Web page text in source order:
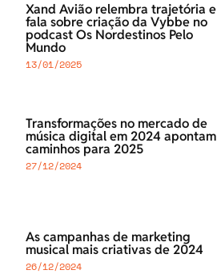
Xand Avião relembra trajetória e
fala sobre criação da Vybbe no
podcast Os Nordestinos Pelo
Mundo
13/01/2025
Transformações no mercado de
música digital em 2024 apontam
caminhos para 2025
27/12/2024
As campanhas de marketing
musical mais criativas de 2024
26/12/2024